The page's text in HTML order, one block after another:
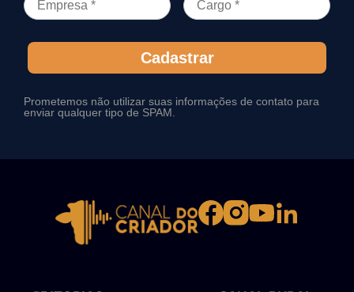
Cadastrar
Prometemos não utilizar suas informações de contato para
enviar qualquer tipo de SPAM.